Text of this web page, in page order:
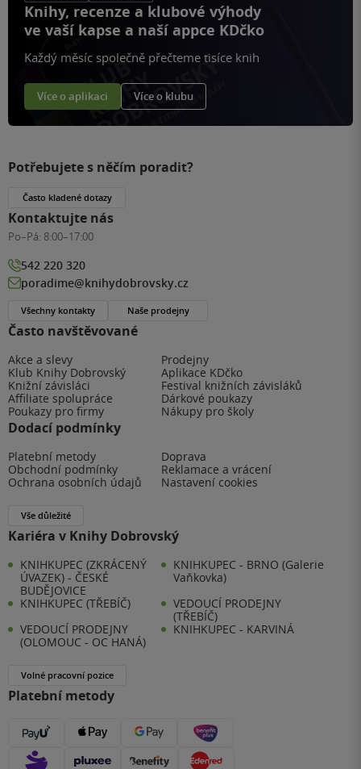
Knihy, recenze a klubové výhody
ve vaší kapse a naší appce KDčko
Každý měsíc společně přečteme tisíce knih
Více o aplikaci Více o klubu
Často navštěvované
Akce a slevy
Prodejny
Klub Knihy Dobrovský
Aplikace KDčko
Knižní závisláci
Festival knižních závisláků
Affiliate spolupráce
Dárkové poukazy
Poukazy pro firmy
Nákupy pro školy
Dodací podmínky
Platební metody
Doprava
Obchodní podmínky
Reklamace a vrácení
Ochrana osobních údajů
Nastavení cookies
Vše důležité
Kariéra v Knihy Dobrovský
KNIHKUPEC (ZKRÁCENÝ
ÚVAZEK) - ČESKÉ
BUDĚJOVICE
KNIHKUPEC - BRNO (Galerie
Vaňkovka)
KNIHKUPEC (TŘEBÍČ)
VEDOUCÍ PRODEJNY
(TŘEBÍČ)
VEDOUCÍ PRODEJNY
(OLOMOUC - OC HANÁ)
KNIHKUPEC - KARVINÁ
Volné pracovní pozice
Platební metody
Potřebujete s něčím poradit?
Často kladené dotazy
Kontaktujte nás
Po–Pá: 8:00–17:00
542 220 320
poradime@knihydobrovsky.cz
Všechny kontakty Naše prodejny